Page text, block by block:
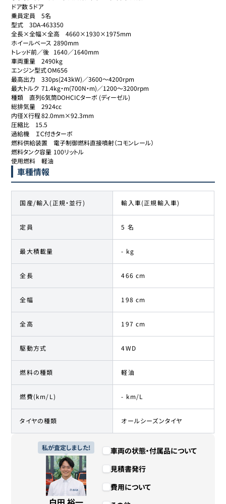
ドア数	5ドア
乗員定員	5名
型式	3DA-463350
全長×全幅×全高	4660×1930×1975mm
ホイールベース	2890mm
トレッド前／後	1640／1640mm
車両重量	2490kg
エンジン型式	OM656
最高出力	330ps(243kW)／3600～4200rpm
最大トルク	71.4kg・m(700N・m)／1200～3200rpm
種類	直列6気筒DOHCICターボ (ディーゼル)
総排気量	2924cc
内径Ｘ行程	82.0mm×92.3mm
圧縮比	15.5
過給機	ＩＣ付きターボ
燃料供給装置	電子制御燃料直接噴射（コモンレール）
燃料タンク容量	100リットル
使用燃料	軽油
車種情報
国産/輸入(正規・並行) 輸入車(正規輸入車)
定員 5 名
最大積載量 - kg
全長 466 cm
全幅 198 cm
全高 197 cm
駆動方式 4WD
燃料の種類 軽油
燃費(km/L) - km/L
タイヤの種類 オールシーズンタイヤ
私が査定しました!
車両の状態・付属品について
見積書発行
費用について